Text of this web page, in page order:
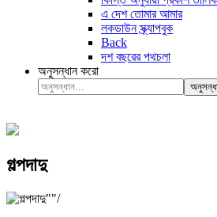
এ দেশ তোমার আমার
লকডাউন স্ক্র্যাপবুক
Back
দশ বছরের পথচলা
অনুসন্ধান করো
গল্পদাদু